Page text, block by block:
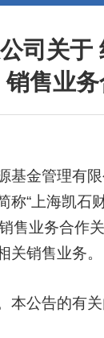
司关
售业
金管理有限
“上海凯石
售业务合作
关销售业务。
公告的有关